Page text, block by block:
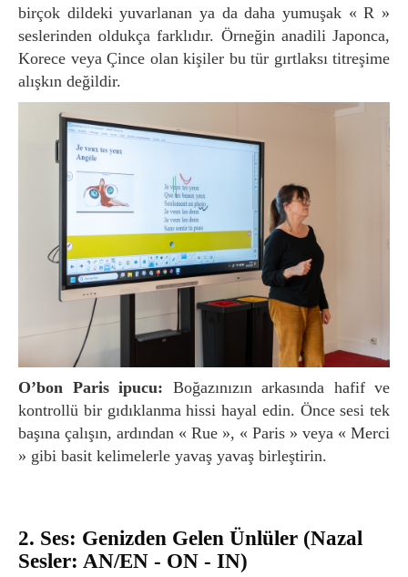
birçok dildeki yuvarlanan ya da daha yumuşak « R »
seslerinden oldukça farklıdır. Örneğin anadili Japonca,
Korece veya Çince olan kişiler bu tür gırtlaksı titreşime
alışkın değildir.
O’bon Paris ipucu: Boğazınızın arkasında hafif ve
kontrollü bir gıdıklanma hissi hayal edin. Önce sesi tek
başına çalışın, ardından « Rue », « Paris » veya « Merci
» gibi basit kelimelerle yavaş yavaş birleştirin.
2. Ses: Genizden Gelen Ünlüler (Nazal
Sesler: AN/EN - ON - IN)